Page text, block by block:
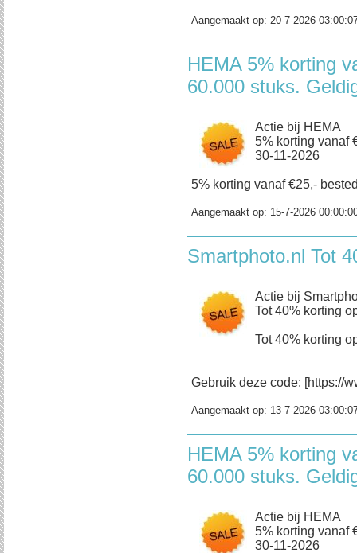
Aangemaakt op: 20-7-2026
HEMA 5% korting
60.000 stuks.
Actie bij HEMA
5% korting vanaf
30-11-2026
5% korting vanaf €25,-
Aangemaakt op: 15-7-2026
Smartphoto.nl Tot
Actie bij
Tot 40% korting
Tot 40% korting
Gebruik deze code: [https://
Aangemaakt op: 13-7-2026
HEMA 5% korting
60.000 stuks.
Actie bij HEMA
5% korting vanaf
30-11-2026